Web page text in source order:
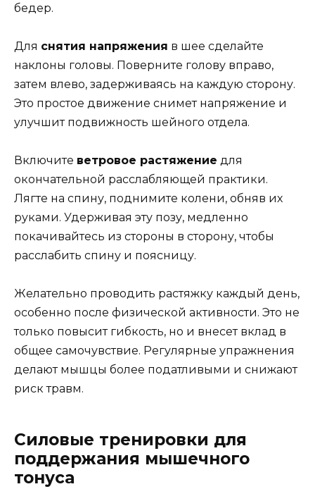
бедер.
Для снятия напряжения в шее сделайте
наклоны головы. Поверните голову вправо,
затем влево, задерживаясь на каждую сторону.
Это простое движение снимет напряжение и
улучшит подвижность шейного отдела.
Включите ветровое растяжение для
окончательной расслабляющей практики.
Лягте на спину, поднимите колени, обняв их
руками. Удерживая эту позу, медленно
покачивайтесь из стороны в сторону, чтобы
расслабить спину и поясницу.
Желательно проводить растяжку каждый день,
особенно после физической активности. Это не
только повысит гибкость, но и внесет вклад в
общее самочувствие. Регулярные упражнения
делают мышцы более податливыми и снижают
риск травм.
Силовые тренировки для
поддержания мышечного
тонуса